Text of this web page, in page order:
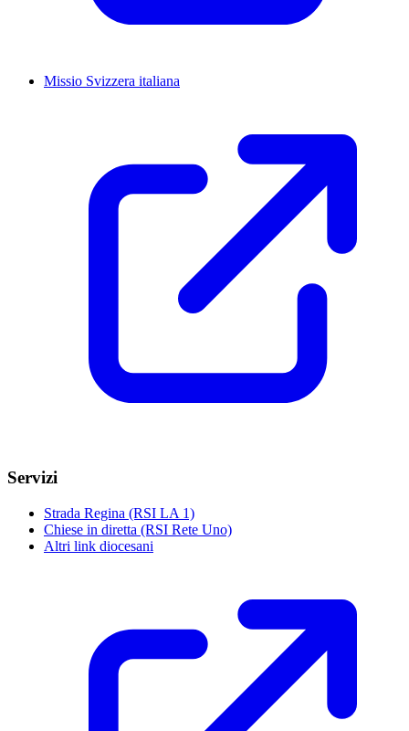
Missio Svizzera italiana
Servizi
Strada Regina (RSI LA 1)
Chiese in diretta (RSI Rete Uno)
Altri link diocesani